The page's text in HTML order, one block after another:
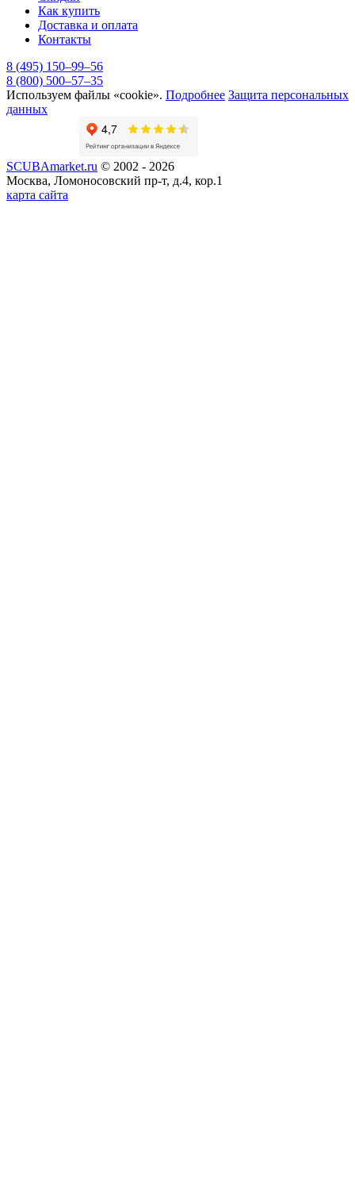
Как купить
Доставка и оплата
Контакты
8 (495) 150–99–56
8 (800) 500–57–35
Используем файлы «cookie». Подробнее Защита персональных
данных
SCUBAmarket.ru © 2002 - 2026
Москва, Ломоносовский пр-т, д.4, кор.1
карта сайта